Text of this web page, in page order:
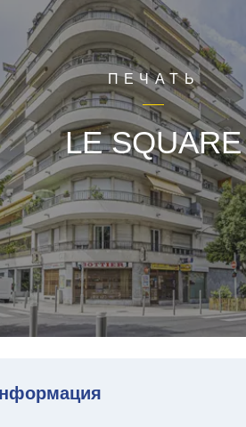
ПЕЧАТЬ
LE SQUARE